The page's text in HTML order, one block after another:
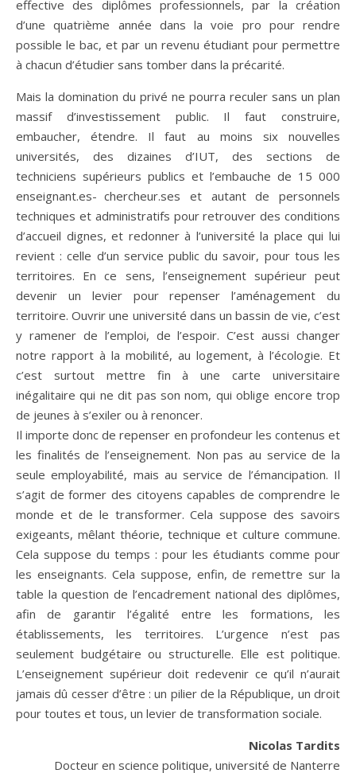
effective des diplômes professionnels, par la création
d’une quatrième année dans la voie pro pour rendre
possible le bac, et par un revenu étudiant pour permettre
à chacun d’étudier sans tomber dans la précarité.
Mais la domination du privé ne pourra reculer sans un plan
massif d’investissement public. Il faut construire,
embaucher, étendre. Il faut au moins six nouvelles
universités, des dizaines d’IUT, des sections de
techniciens supérieurs publics et l’embauche de 15 000
enseignant.es- chercheur.ses et autant de personnels
techniques et administratifs pour retrouver des conditions
d’accueil dignes, et redonner à l’université la place qui lui
revient : celle d’un service public du savoir, pour tous les
territoires. En ce sens, l’enseignement supérieur peut
devenir un levier pour repenser l’aménagement du
territoire. Ouvrir une université dans un bassin de vie, c’est
y ramener de l’emploi, de l’espoir. C’est aussi changer
notre rapport à la mobilité, au logement, à l’écologie. Et
c’est surtout mettre fin à une carte universitaire
inégalitaire qui ne dit pas son nom, qui oblige encore trop
de jeunes à s’exiler ou à renoncer.
Il importe donc de repenser en profondeur les contenus et
les finalités de l’enseignement. Non pas au service de la
seule employabilité, mais au service de l’émancipation. Il
s’agit de former des citoyens capables de comprendre le
monde et de le transformer. Cela suppose des savoirs
exigeants, mêlant théorie, technique et culture commune.
Cela suppose du temps : pour les étudiants comme pour
les enseignants. Cela suppose, enfin, de remettre sur la
table la question de l’encadrement national des diplômes,
afin de garantir l’égalité entre les formations, les
établissements, les territoires. L’urgence n’est pas
seulement budgétaire ou structurelle. Elle est politique.
L’enseignement supérieur doit redevenir ce qu’il n’aurait
jamais dû cesser d’être : un pilier de la République, un droit
pour toutes et tous, un levier de transformation sociale.
Nicolas Tardits
Docteur en science politique, université de Nanterre